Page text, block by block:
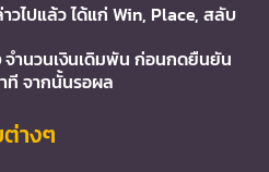
วไปแล้วได้แก่ Win, Place, สลับ
จำนวนเงินเดิมพัน ก่อนกดยืนยัน
ที จากนั้นรอผล
างๆ